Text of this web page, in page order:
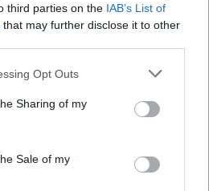
third parties on the IAB’s List of
that may further disclose it to other
Opt Outs
Sharing of my
Sale of my
06 ΑΥΓΟΥΣΤΟΥ 2026